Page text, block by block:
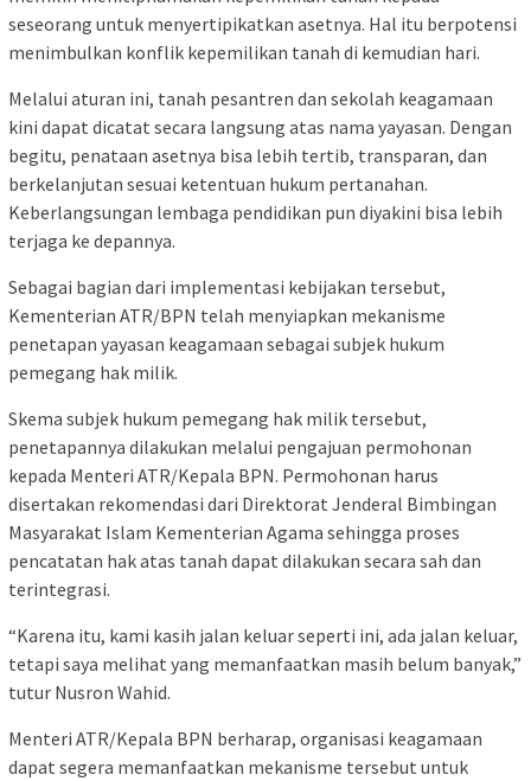
seseorang untuk menyertipikatkan asetnya. Hal itu berpotensi
menimbulkan konflik kepemilikan tanah di kemudian hari.
Melalui aturan ini, tanah pesantren dan sekolah keagamaan
kini dapat dicatat secara langsung atas nama yayasan. Dengan
begitu, penataan asetnya bisa lebih tertib, transparan, dan
berkelanjutan sesuai ketentuan hukum pertanahan.
Keberlangsungan lembaga pendidikan pun diyakini bisa lebih
terjaga ke depannya.
Sebagai bagian dari implementasi kebijakan tersebut,
Kementerian ATR/BPN telah menyiapkan mekanisme
penetapan yayasan keagamaan sebagai subjek hukum
pemegang hak milik.
Skema subjek hukum pemegang hak milik tersebut,
penetapannya dilakukan melalui pengajuan permohonan
kepada Menteri ATR/Kepala BPN. Permohonan harus
disertakan rekomendasi dari Direktorat Jenderal Bimbingan
Masyarakat Islam Kementerian Agama sehingga proses
pencatatan hak atas tanah dapat dilakukan secara sah dan
terintegrasi.
“Karena itu, kami kasih jalan keluar seperti ini, ada jalan keluar,
tetapi saya melihat yang memanfaatkan masih belum banyak,”
tutur Nusron Wahid.
Menteri ATR/Kepala BPN berharap, organisasi keagamaan
dapat segera memanfaatkan mekanisme tersebut untuk